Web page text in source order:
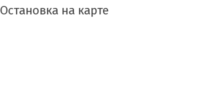
Остановка на карте